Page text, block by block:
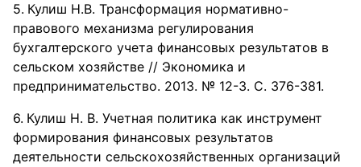
Кулиш Н.В. Трансформация нормативно-
правового механизма регулирования
бухгалтерского учета финансовых результатов в
сельском хозяйстве // Экономика и
предпринимательство. 2013. № 12-3. С. 376-381.
Кулиш Н. В. Учетная политика как инструмент
формирования финансовых результатов
деятельности сельскохозяйственных организаций